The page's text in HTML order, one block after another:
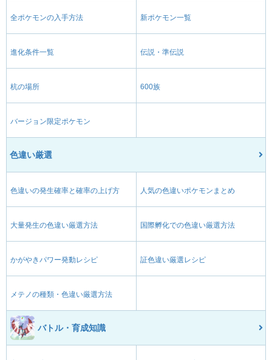
全ポケモンの入手方法 新ポケモン一覧
進化条件一覧 伝説・準伝説
杭の場所 600族
バージョン限定ポケモン
色違い厳選
色違いの発生確率と確率の上げ方 人気の色違いポケモンまとめ
大量発生の色違い厳選方法 国際孵化での色違い厳選方法
かがやきパワー発動レシピ 証色違い厳選レシピ
メテノの種類・色違い厳選方法
バトル・育成知識